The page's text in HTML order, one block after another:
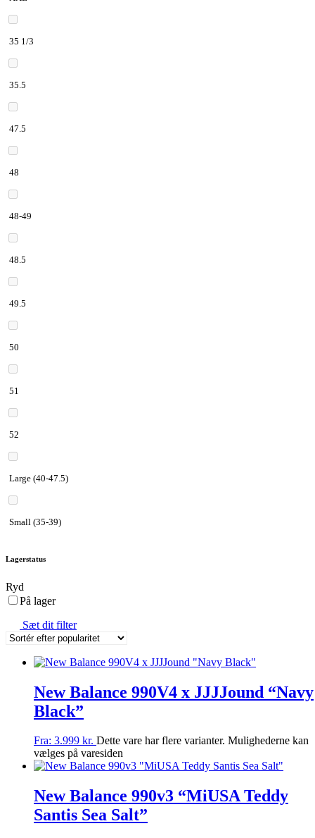
35 1/3
35.5
47.5
48
48-49
48.5
49.5
50
51
52
Large (40-47.5)
Small (35-39)
Lagerstatus
Ryd
På lager
Sæt dit filter
New Balance 990V4 x JJJJound “Navy
Black”
Fra: 3.999 kr. Dette vare har flere varianter. Mulighederne kan
vælges på varesiden
New Balance 990v3 “MiUSA Teddy
Santis Sea Salt”